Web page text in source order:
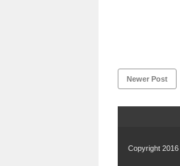
Newer Post
Copyright 2016